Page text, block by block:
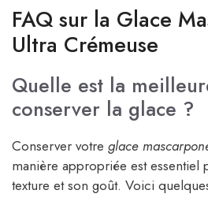
FAQ sur la Glace
Ultra Crémeuse
Quelle est la
conserver la glace ?
Conserver votre glace
manière appropriée est essentiel
texture et son goût. Voici